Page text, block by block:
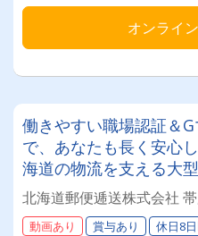
オンライ
働きやすい職場認証＆
で、あなたも長く安心
海道の物流を支える大
迎◎残業月平均8～9時
績：計4.05ヶ月分）◎カ
北海道郵便逓送株式会社
動画あり 賞与あり 休日8